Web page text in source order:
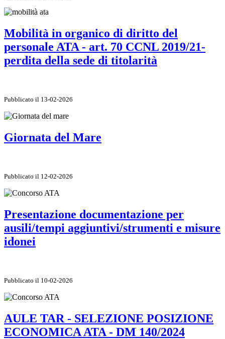
Mobilità in organico di diritto del
personale ATA - art. 70 CCNL 2019/21-
perdita della sede di titolarità
Pubblicato il 13-02-2026
Giornata del Mare
Pubblicato il 12-02-2026
Presentazione documentazione per
ausili/tempi aggiuntivi/strumenti e misure
idonei
Pubblicato il 10-02-2026
AULE TAR - SELEZIONE POSIZIONE
ECONOMICA ATA - DM 140/2024